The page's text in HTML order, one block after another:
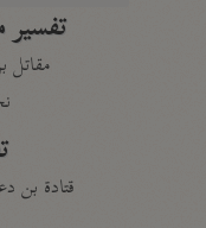
تفسير
مقاتل
قتادة بن